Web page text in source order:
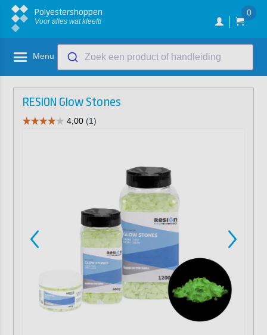
Polyestershoppen
Voor alles wat kleeft!
0
Menu Zoek een product of handleiding
RESION Glow Stones